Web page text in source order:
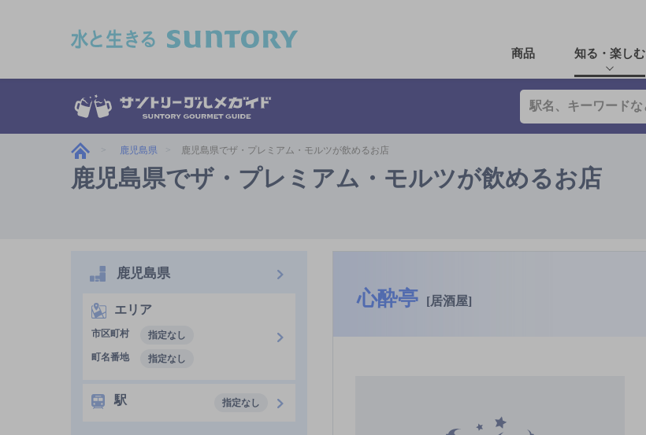
商品 知る・楽しむ
鹿児島県 鹿児島県でザ・プレミアム・モルツが飲めるお店
鹿児島県でザ・プレミアム・モルツが飲めるお店
心酔亭 [居酒屋]
鹿児島県
エリア
市区町村
指定なし
町名番地
指定なし
駅 指定なし